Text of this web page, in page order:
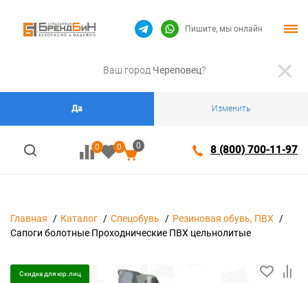
Ваш город Череповец?
Да Изменить
0 0 0 8 (800) 700-11-97
Пишите, мы онлайн
Главная Каталог Спецобувь
Резиновая обувь, ПВХ
Сапоги болотные Проходнические ПВХ цельнолитые
Скидка для юр.лиц